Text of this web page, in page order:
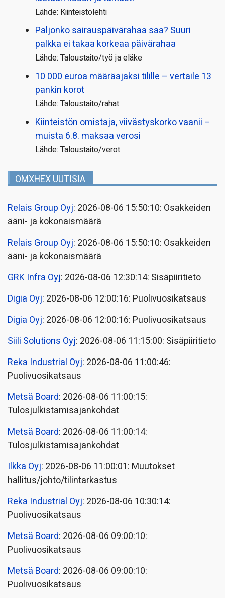
Lähde: Kiinteistölehti
Paljonko sairauspäivä­rahaa saa? Suuri
palkka ei takaa korkeaa päivärahaa
Lähde: Taloustaito/työ ja eläke
10 000 euroa määräajaksi tilille – vertaile 13
pankin korot
Lähde: Taloustaito/rahat
Kiinteistön omistaja, viivästyskorko vaanii –
muista 6.8. maksaa verosi
Lähde: Taloustaito/verot
OMXHEX UUTISIA
Relais Group Oyj: 2026-08-06 15:50:10: Osakkeiden
ääni- ja kokonaismäärä
Relais Group Oyj: 2026-08-06 15:50:10: Osakkeiden
ääni- ja kokonaismäärä
GRK Infra Oyj: 2026-08-06 12:30:14: Sisäpiiritieto
Digia Oyj: 2026-08-06 12:00:16: Puolivuosikatsaus
Digia Oyj: 2026-08-06 12:00:16: Puolivuosikatsaus
Siili Solutions Oyj: 2026-08-06 11:15:00: Sisäpiiritieto
Reka Industrial Oyj: 2026-08-06 11:00:46:
Puolivuosikatsaus
Metsä Board: 2026-08-06 11:00:15:
Tulosjulkistamisajankohdat
Metsä Board: 2026-08-06 11:00:14:
Tulosjulkistamisajankohdat
Ilkka Oyj: 2026-08-06 11:00:01: Muutokset
hallitus/johto/tilintarkastus
Reka Industrial Oyj: 2026-08-06 10:30:14:
Puolivuosikatsaus
Metsä Board: 2026-08-06 09:00:10:
Puolivuosikatsaus
Metsä Board: 2026-08-06 09:00:10:
Puolivuosikatsaus